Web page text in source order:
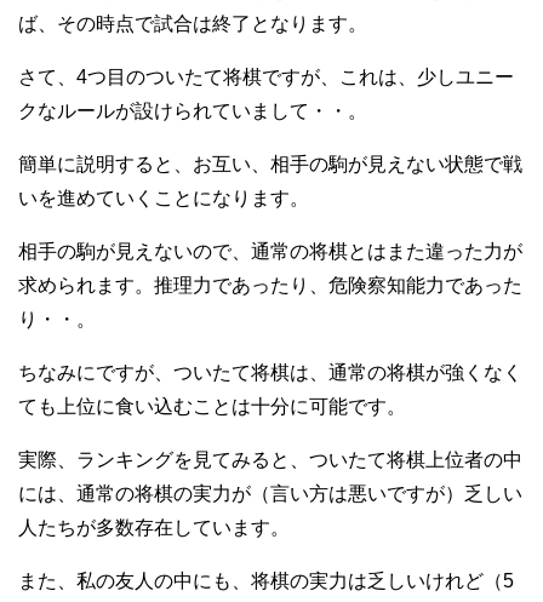
ば、その時点で試合は終了となります。
さて、4つ目のついたて将棋ですが、これは、少しユニー
クなルールが設けられていまして・・。
簡単に説明すると、お互い、相手の駒が見えない状態で戦
いを進めていくことになります。
相手の駒が見えないので、通常の将棋とはまた違った力が
求められます。推理力であったり、危険察知能力であった
り・・。
ちなみにですが、ついたて将棋は、通常の将棋が強くなく
ても上位に食い込むことは十分に可能です。
実際、ランキングを見てみると、ついたて将棋上位者の中
には、通常の将棋の実力が（言い方は悪いですが）乏しい
人たちが多数存在しています。
また、私の友人の中にも、将棋の実力は乏しいけれど（5